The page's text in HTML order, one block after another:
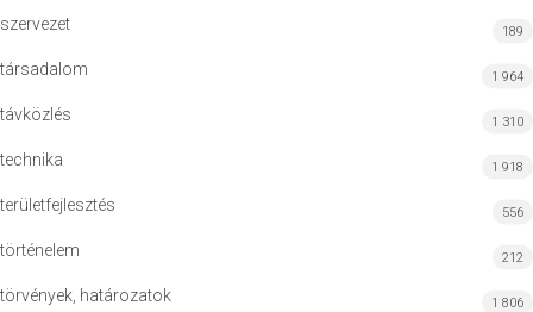
szervezet 189
társadalom 1 964
távközlés 1 310
technika 1 918
területfejlesztés 556
történelem 212
törvények, határozatok 1 806